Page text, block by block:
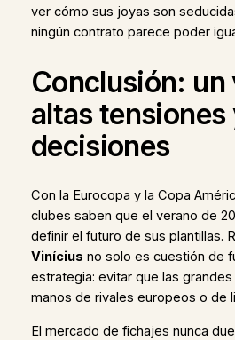
ver cómo sus joyas son
ningún contrato parece poder
Conclusión: un
altas tensiones
decisiones
Con la Eurocopa y la Copa
clubes saben que el verano de
definir el futuro de sus plantillas.
Vinícius no solo es cuestión de
estrategia: evitar que las
manos de rivales europeos o de
El mercado de fichajes nunca